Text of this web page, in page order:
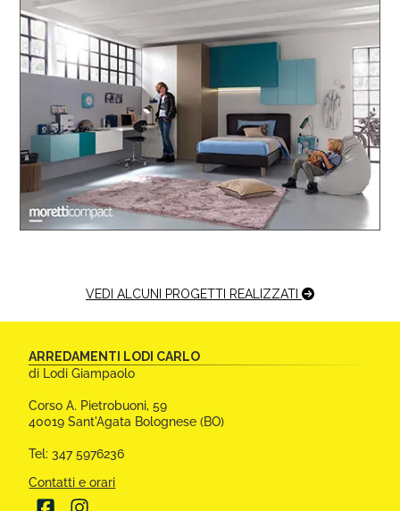
VEDI ALCUNI PROGETTI REALIZZATI
CONTATTI E ALTRE INFORMAZIONI
ARREDAMENTI LODI CARLO
di Lodi Giampaolo
Corso A. Pietrobuoni, 59
40019 Sant'Agata Bolognese (BO)
Tel: 347 5976236
Contatti e orari